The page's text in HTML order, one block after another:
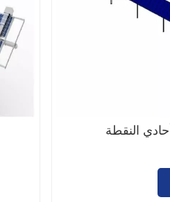
النقطة